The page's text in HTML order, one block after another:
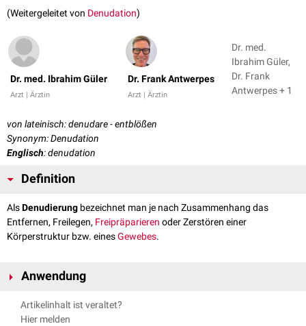
(Weitergeleitet von Denudation)
Dr. med. Ibrahim Güler
Arzt | Ärztin
Dr. Frank Antwerpes
Arzt | Ärztin
Dr. med.
Ibrahim Güler,
Dr. Frank
Antwerpes + 1
von lateinisch: denudare - entblößen
Synonym: Denudation
Englisch: denudation
Definition
AlsDenudierung bezeichnet man je nach Zusammenhang das
Entfernen, Freilegen, Freipräparieren oder Zerstören einer
Körperstruktur bzw. einesGewebes.
Anwendung
Der Begriff Denudierung wird u.a. in folgenden Situationen verwendet:
Denudierung von
Artikelinhalt ist veraltet?
Hier melden